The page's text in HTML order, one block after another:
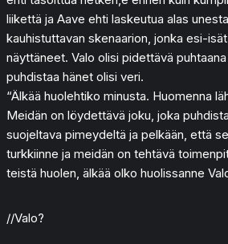
liikettä ja Aave ehti laskeutua alas
kauhistuttavan skenaarion, jonka esi-
näyttäneet. Valo olisi pidettävä
puhdistaa hänet olisi veri.
“Älkää huolehtiko minusta. Huomenna
Meidän on löydettävä joku, joka
suojeltava pimeydeltä ja pelkään, että
turkkiinne ja meidän on tehtävä
teistä huolen, älkää olko huolissanne
//Valo?